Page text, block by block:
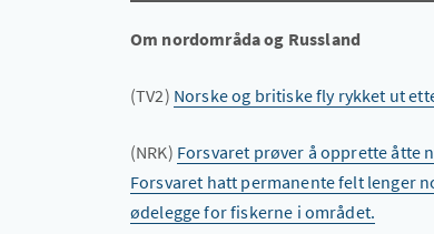
Om nordområda og Russland
(TV2) Norske og britiske fly rykket ut
(NRK) Forsvaret prøver å opprette åtte
Forsvaret hatt permanente felt lenger
ødelegge for fiskerne i området.